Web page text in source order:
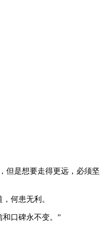
但是想要走得更远，必须坚
何患无利。
口碑永不变。”